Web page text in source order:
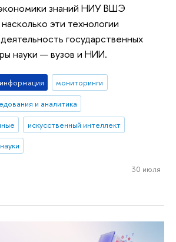
знаний НИУ ВШЭ
эти технологии
государственных
науки — вузов и НИИ.
мониторинги
и аналитика
искусственный интеллект
30 июля